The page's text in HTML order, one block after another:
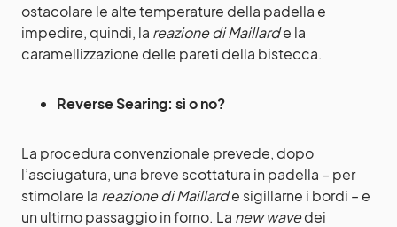
ostacolare le alte temperature della padella e
impedire, quindi, la reazione di Maillarde la
caramellizzazione delle pareti della bistecca.
Reverse Searing: sì o no?
La procedura convenzionale prevede, dopo
l’asciugatura, una breve scottatura in padella – per
stimolare la reazione di Maillarde sigillarne i bordi – e
un ultimo passaggio in forno. La new wavedei